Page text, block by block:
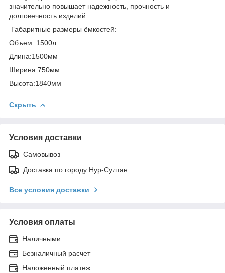
значительно повышает надежность, прочность и
долговечность изделий.
Габаритные размеры ёмкостей:
Объем: 1500л
Длина:1500мм
Ширина:750мм
Высота:1840мм
Скрыть
Условия доставки
Самовывоз
Доставка по городу Нур-Султан
Все условия доставки
Условия оплаты
Наличными
Безналичный расчет
Наложенный платеж